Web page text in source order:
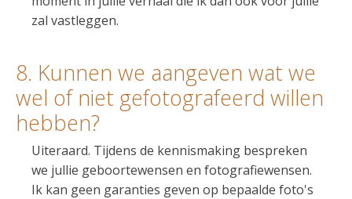
zal vastleggen.
8. Kunnen we aangeven wat we
wel of niet gefotografeerd willen
hebben?
Uiteraard. Tijdens de kennismaking bespreken
we jullie geboortewensen en fotografiewensen.
Ik kan geen garanties geven op bepaalde foto's